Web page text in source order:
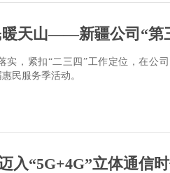
暖天山——新疆公司“第
实，紧扣“二三四”工作定位，在公
民服务季活动。
入“5G+4G”立体通信